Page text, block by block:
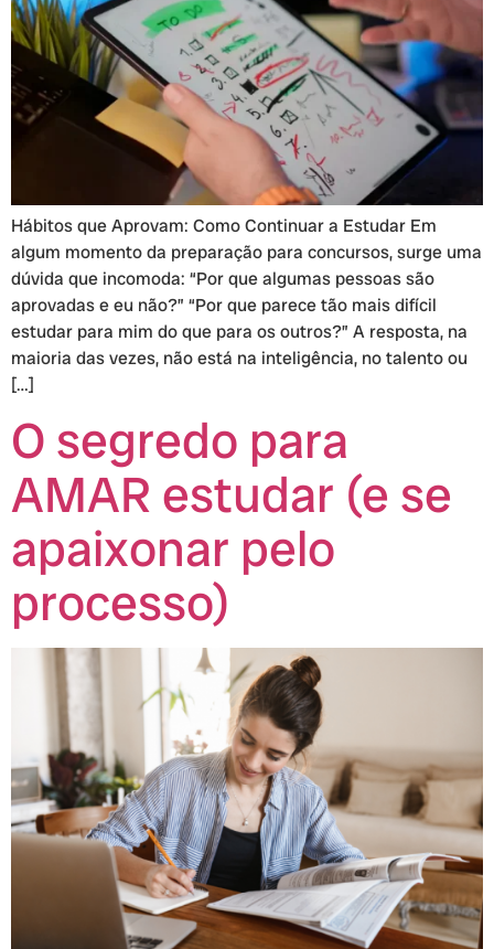
Hábitos que Aprovam: Como Continuar a Estudar Em
algum momento da preparação para concursos, surge uma
dúvida que incomoda: “Por que algumas pessoas são
aprovadas e eu não?” “Por que parece tão mais difícil
estudar para mim do que para os outros?” A resposta, na
maioria das vezes, não está na inteligência, no talento ou
[…]
O segredo para
AMAR estudar (e se
apaixonar pelo
processo)